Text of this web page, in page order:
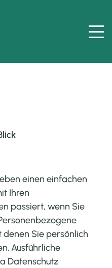
einen einfachen
Ihren
passiert, wenn Sie
Sie persönlich
Ausführliche
Datenschutz